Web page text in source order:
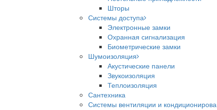
Шторы
Системы доступа
Электронные замки
Охранная сигнализация
Биометрические замки
Шумоизоляция
Акустические панели
Звукоизоляция
Теплоизоляция
Сантехника
Системы вентиляции и